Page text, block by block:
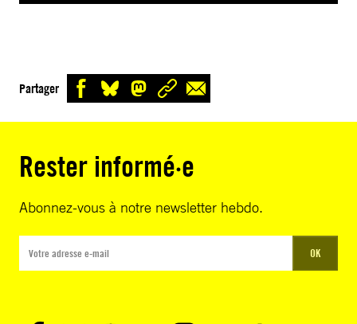
Partager
Rester informé·e
Abonnez-vous à notre newsletter hebdo.
OK